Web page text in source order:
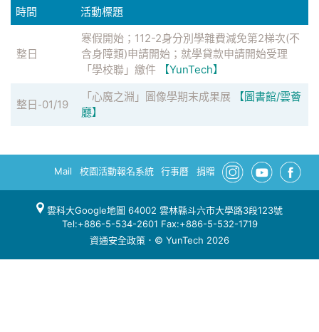
時間 活動標題
整日
寒假開始；112-2身分別學雜費減免第2梯次(不
含身障類)申請開始；就學貸款申請開始受理
「學校聯」繳件
【YunTech】
整日-01/19
「心魔之淵」圖像學期末成果展
【圖書館/雲薈
廳】
Mail 校園活動報名系統 行事曆 捐贈
雲科大Google地圖 64002 雲林縣斗六市大學路3段123號
Tel:+886-5-534-2601 Fax:+886-5-532-1719
資通安全政策 ．© YunTech 2026